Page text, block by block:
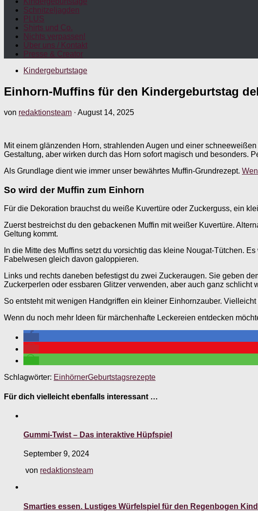
Schnitzeljagden
PLUS
Shirts und Co.
Nichts verpassen!
Über uns / Kontakt
Presse & Creator
Kindergeburtstage
Einhorn-Muffins für den Kindergeburtstag
von redaktionsteam · August 14, 2025
Mit einem glänzenden Horn, strahlenden Augen und einer
Gestaltung, aber wirken durch das Horn sofort magisch und besonders.
Als Grundlage dient wie immer unser bewährtes Muffin-Grundrezept.
So wird der Muffin zum Einhorn
Für die Dekoration brauchst du weiße Kuvertüre oder Zuckerguss, ein
Zuerst bestreichst du den gebackenen Muffin mit weißer Kuvertüre.
Geltung kommt.
In die Mitte des Muffins setzt du vorsichtig das kleine Nougat-Tütchen.
Fabelwesen gleich davon galoppieren.
Links und rechts daneben befestigst du zwei Zuckeraugen. Sie geben
Zuckerperlen oder essbaren Glitzer verwenden, aber auch ganz schlicht
So entsteht mit wenigen Handgriffen ein kleiner Einhornzauber.
Wenn du noch mehr Ideen für märchenhafte Leckereien entdecken
Schlagwörter: EinhörnerGeburtstagsrezepte
Für dich vielleicht ebenfalls interessant …
Gummi-Twist – Das interaktive Hüpfspiel
September 9, 2024
von redaktionsteam
Smarties essen. Lustiges Würfelspiel für den Regenbogen